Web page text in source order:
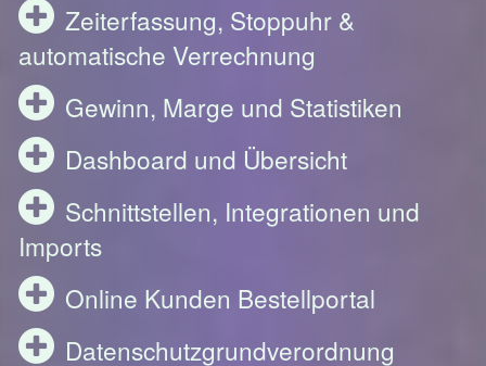
Zeiterfassung, Stoppuhr &
automatische Verrechnung
Gewinn, Marge und Statistiken
Dashboard und Übersicht
Schnittstellen, Integrationen und
Imports
Online Kunden Bestellportal
Datenschutzgrundverordnung